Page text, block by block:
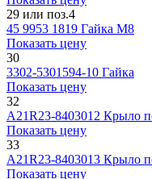
29 или поз.4
45 9953 1819 Гайка М8
Показать цену
30
3302-5301594-10 Гайка
Показать цену
32
А21R23-8403012 Крыло
Показать цену
33
А21R23-8403013 Крыло
Показать цену